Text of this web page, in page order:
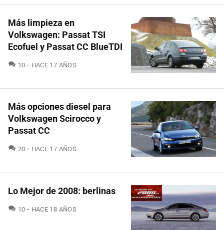
Más limpieza en
Volkswagen: Passat TSI
Ecofuel y Passat CC BlueTDI
10 COMENTARIOS
HACE 17 AÑOS
Más opciones diesel para
Volkswagen Scirocco y
Passat CC
20 COMENTARIOS
HACE 17 AÑOS
Lo Mejor de 2008: berlinas
10 COMENTARIOS
HACE 18 AÑOS